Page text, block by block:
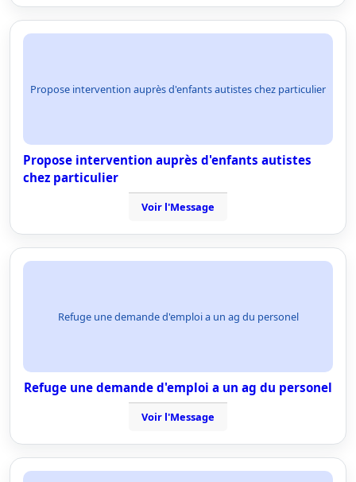
Propose intervention auprès d'enfants autistes chez particulier
Propose intervention auprès d'enfants autistes
chez particulier
Voir l'Message
Refuge une demande d'emploi a un ag du personel
Refuge une demande d'emploi a un ag du personel
Voir l'Message